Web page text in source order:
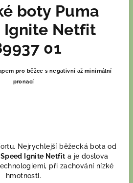
boty Puma
Ignite Netfit
01
pro běžce s negativní až minimální
pronací
Nejrychlejší běžecká bota od
Speed Ignite Netfit a je doslova
při zachování nízké
hmotnosti.